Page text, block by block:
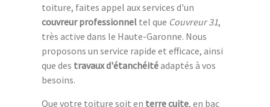
toiture, faites appel aux services d'un
couvreur professionnel tel que Couvreur 31,
très active dans le Haute-Garonne. Nous
proposons un service rapide et efficace, ainsi
que des travaux d'étanchéitéadaptés à vos
besoins.
Que votre toiture soit en terre cuite, en bac